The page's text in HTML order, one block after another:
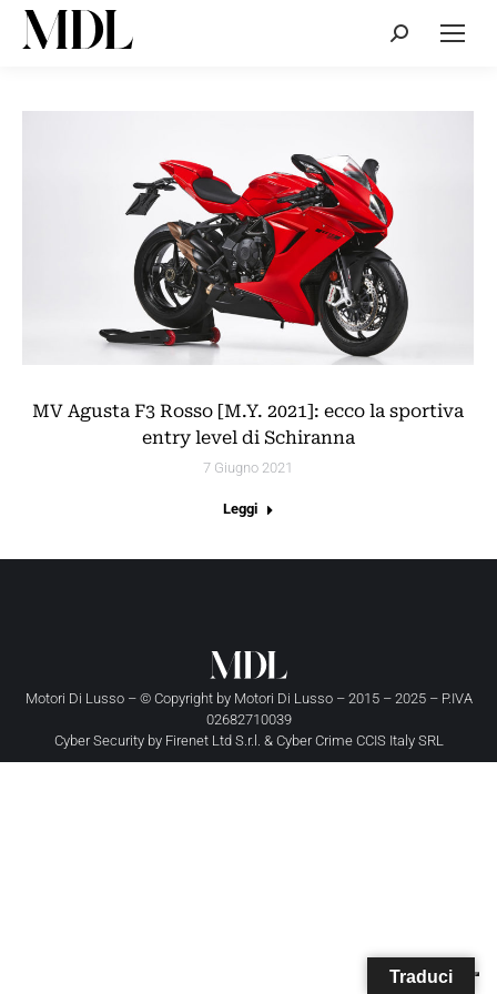
Cerca:
MV Agusta F3 Rosso [M.Y. 2021]: ecco la sportiva
entry level di Schiranna
7 Giugno 2021
Leggi
Motori Di Lusso – © Copyright by Motori Di Lusso– 2015 – 2025 – P.IVA
02682710039
Cyber Security by Firenet Ltd S.r.l. & Cyber Crime CCIS Italy SRL
Traduci